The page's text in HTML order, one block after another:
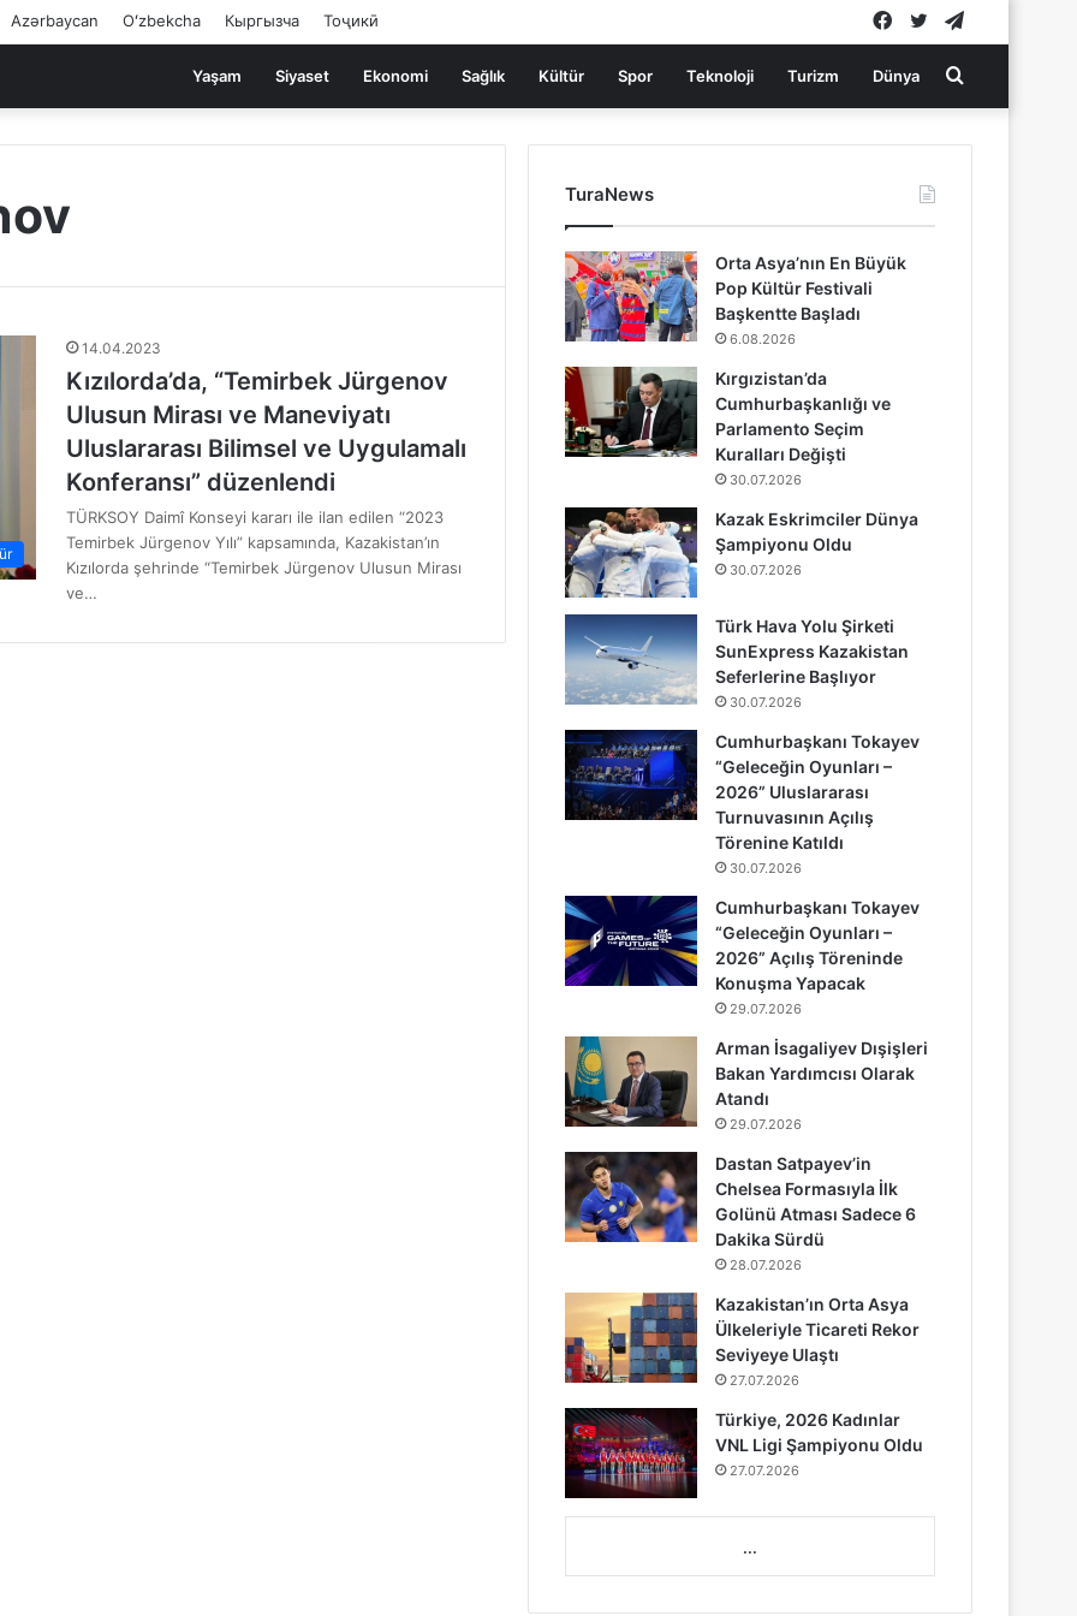
Azərbaycan Oʻzbekcha Кыргызча Тоҷикӣ Twitter
Facebook
Yaşam Siyaset Ekonomi Sağlık Kültür Spor Teknoloji Turizm Dünya Arama
yap
14.04.2023
Kızılorda’da, “Temirbek Jürgenov
Ulusun Mirası ve Maneviyatı
Uluslararası Bilimsel ve Uygulamalı
Konferansı” düzenlendi
TÜRKSOY Daimî Konseyi kararı ile ilan edilen “2023
Temirbek Jürgenov Yılı” kapsamında, Kazakistan’ın
Kızılorda şehrinde “Temirbek Jürgenov Ulusun Mirası
ve…
TuraNews
Orta Asya’nın En Büyük
Pop Kültür Festivali
Başkentte Başladı
6.08.2026
Kırgızistan’da
Cumhurbaşkanlığı ve
Parlamento Seçim
Kuralları Değişti
30.07.2026
Kazak Eskrimciler Dünya
Şampiyonu Oldu
30.07.2026
Türk Hava Yolu Şirketi
SunExpress Kazakistan
Seferlerine Başlıyor
30.07.2026
Cumhurbaşkanı Tokayev
“Geleceğin Oyunları –
2026” Uluslararası
Turnuvasının Açılış
Törenine Katıldı
30.07.2026
Cumhurbaşkanı Tokayev
“Geleceğin Oyunları –
2026” Açılış Töreninde
Konuşma Yapacak
29.07.2026
Arman İsagaliyev Dışişleri
Bakan Yardımcısı Olarak
Atandı
29.07.2026
Dastan Satpayev’in
Chelsea Formasıyla İlk
Golünü Atması Sadece 6
Dakika Sürdü
28.07.2026
Kazakistan’ın Orta Asya
Ülkeleriyle Ticareti Rekor
Seviyeye Ulaştı
27.07.2026
Türkiye, 2026 Kadınlar
VNL Ligi Şampiyonu Oldu
27.07.2026
...